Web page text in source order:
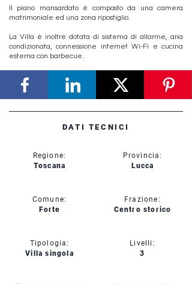
Il piano mansardato è composto da una camera
matrimoniale ed una zona ripostiglio.
La Villa è inoltre dotata di sistema di allarme, aria
condizionata, connessione internet Wi-Fi e cucina
esterna con barbecue.
DATI TECNICI
Regione:
Toscana
Comune:
Forte
Tipologia:
Villa singola
Provincia:
Lucca
Frazione:
Centro storico
Livelli:
3